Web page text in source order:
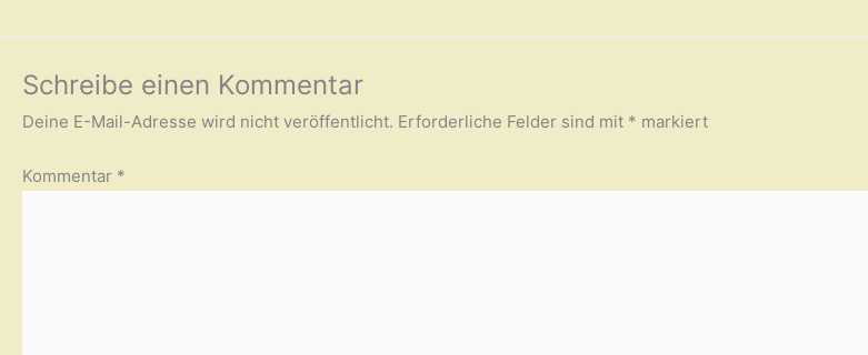
Schreibe einen Kommentar
Deine E-Mail-Adresse wird nicht veröffentlicht. Erforderliche Felder sind mit * markiert
Kommentar *